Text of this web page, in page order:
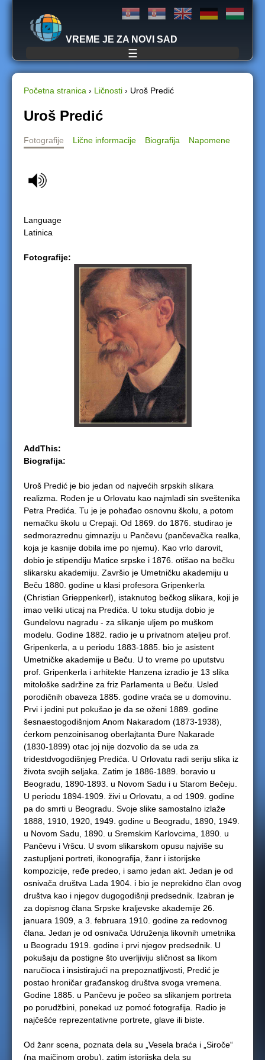
Jump to navigation
VREME JE ZA NOVI SAD
☰
Y
o
a
e
h
Početna stranica › Ličnosti › Uroš Predić
Uroš Predić
Fotografije Lične informacije Biografija Napomene
Language
Latinica
Fotografije:
AddThis:
Biografija:
Uroš Predić je bio jedan od najvećih srpskih slikara
realizma. Rođen je u Orlovatu kao najmlađi sin sveštenika
Petra Predića. Tu je je pohađao osnovnu školu, a potom
nemačku školu u Crepaji. Od 1869. do 1876. studirao je
sedmorazrednu gimnaziju u Pančevu (pančevačka realka,
koja je kasnije dobila ime po njemu). Kao vrlo darovit,
dobio je stipendiju Matice srpske i 1876. otišao na bečku
slikarsku akademiju. Završio je Umetničku akademiju u
Beču 1880. godine u klasi profesora Gripenkerla
(Christian Grieppenkerl), istaknutog bečkog slikara, koji je
imao veliki uticaj na Predića. U toku studija dobio je
Gundelovu nagradu - za slikanje uljem po muškom
modelu. Godine 1882. radio je u privatnom ateljeu prof.
Gripenkerla, a u periodu 1883-1885. bio je asistent
Umetničke akademije u Beču. U to vreme po uputstvu
prof. Gripenkerla i arhitekte Hanzena izradio je 13 slika
mitološke sadržine za friz Parlamenta u Beču. Usled
porodičnih obaveza 1885. godine vraća se u domovinu.
Prvi i jedini put pokušao je da se oženi 1889. godine
šesnaestogodišnjom Anom Nakaradom (1873-1938),
ćerkom penzoinisanog oberlajtanta Đure Nakarade
(1830-1899) otac joj nije dozvolio da se uda za
tridestdvogodišnjeg Predića. U Orlovatu radi seriju slika iz
života svojih seljaka. Zatim je 1886-1889. boravio u
Beogradu, 1890-1893. u Novom Sadu i u Starom Bečeju.
U periodu 1894-1909. živi u Orlovatu, a od 1909. godine
pa do smrti u Beogradu. Svoje slike samostalno izlaže
1888, 1910, 1920, 1949. godine u Beogradu, 1890, 1949.
u Novom Sadu, 1890. u Sremskim Karlovcima, 1890. u
Pančevu i Vršcu. U svom slikarskom opusu najviše su
zastupljeni portreti, ikonografija, žanr i istorijske
kompozicije, ređe predeo, i samo jedan akt. Jedan je od
osnivača društva Lada 1904. i bio je neprekidno član ovog
društva kao i njegov dugogodišnji predsednik. Izabran je
za dopisnog člana Srpske kraljevske akademije 26.
januara 1909, a 3. februara 1910. godine za redovnog
člana. Jedan je od osnivača Udruženja likovnih umetnika
u Beogradu 1919. godine i prvi njegov predsednik. U
pokušaju da postigne što uverljiviju sličnost sa likom
naručioca i insistirajući na prepoznatljivosti, Predić je
postao hroničar građanskog društva svoga vremena.
Godine 1885. u Pančevu je počeo sa slikanjem portreta
po porudžbini, ponekad uz pomoć fotografija. Radio je
najčešće reprezentativne portrete, glave ili biste.
Od žanr scena, poznata dela su „Vesela braća i „Siroče“
(na majčinom grobu), zatim istorijska dela su